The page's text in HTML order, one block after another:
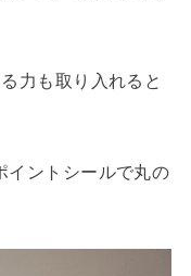
力も取り入れると
イントシールで丸の